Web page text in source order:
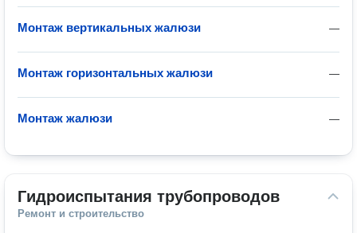
—
Монтаж вертикальных жалюзи
—
Монтаж горизонтальных жалюзи
—
Монтаж жалюзи
Гидроиспытания трубопроводов
Ремонт и строительство